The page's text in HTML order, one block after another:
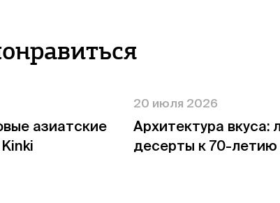
азиатские
20 июля 2026
Архитектура вкуса:
десерты к 70-